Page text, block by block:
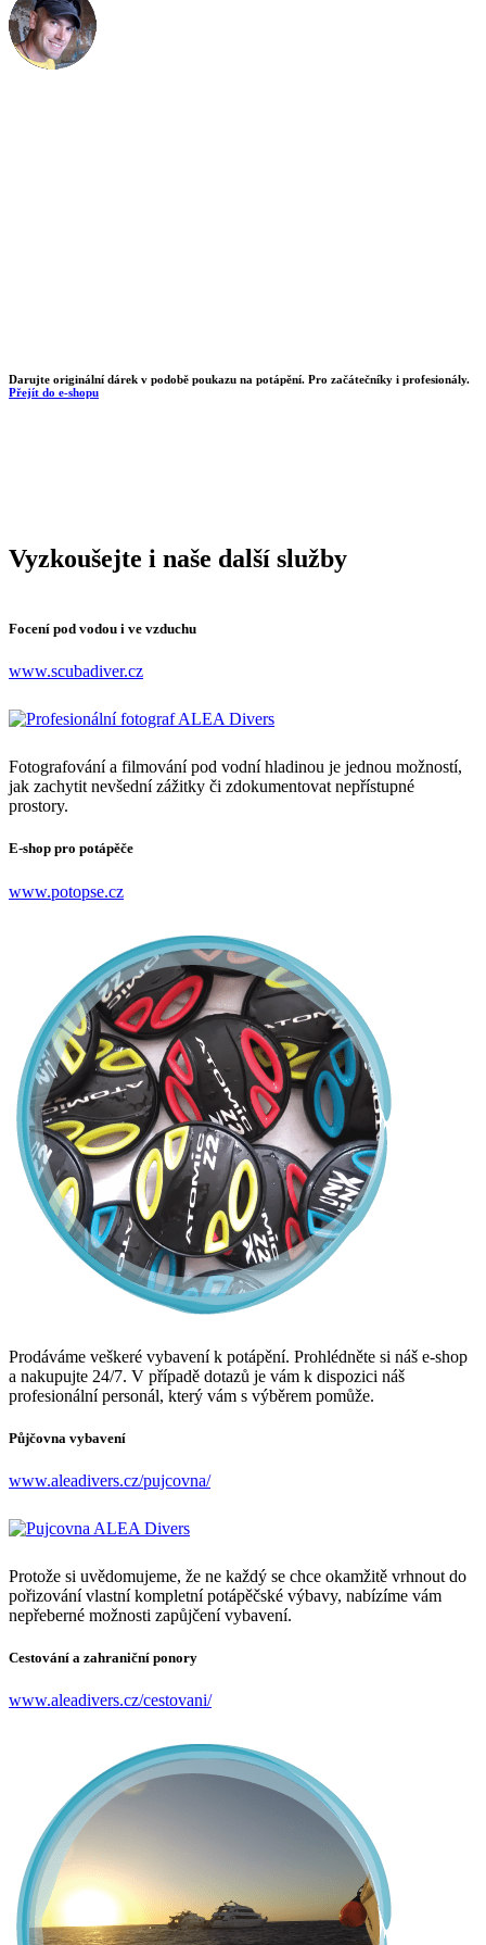
Darujte originální dárek v podobě poukazu na potápění. Pro začátečníky i profesionály.
Přejít do e-shopu
Vyzkoušejte i naše další služby
Focení pod vodou i ve vzduchu
www.scubadiver.cz
Fotografování a filmování pod vodní hladinou je jednou možností,
jak zachytit nevšední zážitky či zdokumentovat nepřístupné
prostory.
E-shop pro potápěče
www.potopse.cz
Prodáváme veškeré vybavení k potápění. Prohlédněte si náš e-shop
a nakupujte 24/7. V případě dotazů je vám k dispozici náš
profesionální personál, který vám s výběrem pomůže.
Půjčovna vybavení
www.aleadivers.cz/pujcovna/
Protože si uvědomujeme, že ne každý se chce okamžitě vrhnout do
pořizování vlastní kompletní potápěčské výbavy, nabízíme vám
nepřeberné možnosti zapůjčení vybavení.
Cestování a zahraniční ponory
www.aleadivers.cz/cestovani/